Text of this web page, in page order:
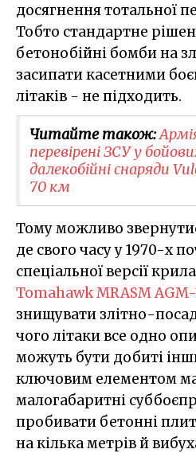
досягнення тотальної
Тобто стандартне
бетонобійні бомби на
засипати касетними
літаків - не підходить.
Читайте також:
перевірені ЗСУ у
далекобійні снаряди
70 км
Тому можливо
де свого часу у 1970-х
спеціальної версії
Tomahawk MRASM
знищувати злітно-
чого літаки все одно
можуть бути добиті
ключовим елементом
малогабаритні
пробивати бетонні
на кілька метрів й